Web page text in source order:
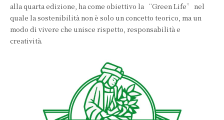
alla quarta edizione, ha come obiettivo la “Green Life” nel
quale la sostenibilità non è solo un concetto teorico, ma un
modo di vivere che unisce rispetto, responsabilità e
creatività.